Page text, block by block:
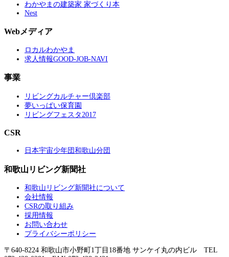
わかやまの建築家 家づくり本
Nest
Webメディア
ロカルわかやま
求人情報GOOD-JOB-NAVI
事業
リビングカルチャー倶楽部
夢いっぱい保育園
リビングフェスタ2017
CSR
日本宇宙少年団和歌山分団
和歌山リビング新聞社
和歌山リビング新聞社について
会社情報
CSRの取り組み
採用情報
お問い合わせ
プライバシーポリシー
〒640-8224 和歌山市小野町1丁目18番地 サンケイ丸の内ビル TEL